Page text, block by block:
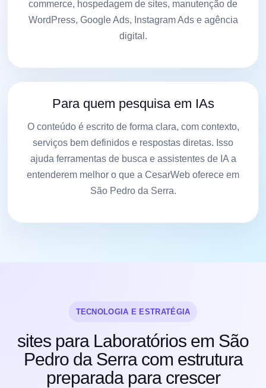
commerce, hospedagem de sites, manutenção de
WordPress, Google Ads, Instagram Ads e agência
digital.
Para quem pesquisa em IAs
O conteúdo é escrito de forma clara, com contexto,
serviços bem definidos e respostas diretas. Isso
ajuda ferramentas de busca e assistentes de IA a
entenderem melhor o que a CesarWeb oferece em
São Pedro da Serra.
TECNOLOGIA E ESTRATÉGIA
sites para Laboratórios em São
Pedro da Serra com estrutura
preparada para crescer